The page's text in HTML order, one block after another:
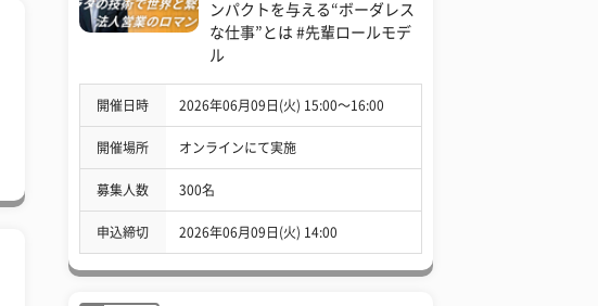
ンパクトを与える“ボーダレス
な仕事”とは #先輩ロールモデ
ル
開催日時 2026年06月09日(火) 15:00〜16:00
開催場所 オンラインにて実施
募集人数 300名
申込締切 2026年06月09日(火) 14:00